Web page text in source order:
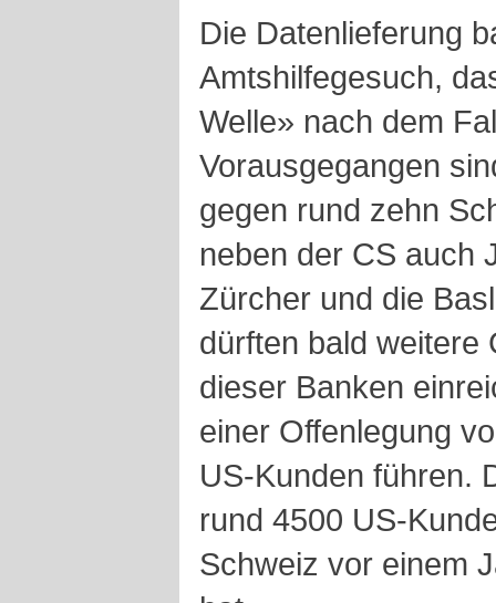
Die Datenlieferung
Amtshilfegesuch,
Welle» nach dem
Vorausgegangen
gegen rund zehn
neben der CS auch
Zürcher und die
dürften bald weitere
dieser Banken
einer Offenlegung
US-Kunden führen.
rund 4500 US-
Schweiz vor einem